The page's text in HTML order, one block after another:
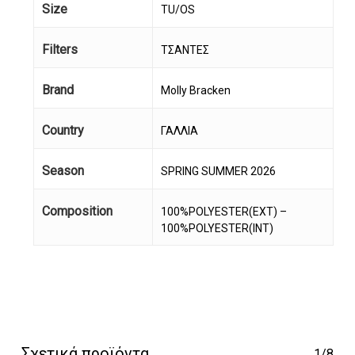
Κανένα προϊόν στο
καλάθι σας.
Go To Shop
Size TU/OS
Filters ΤΣΑΝΤΕΣ
Brand Molly Bracken
Country ΓΑΛΛΙΑ
Season SPRING SUMMER 2026
Composition
100%POLYESTER(EXT) –
100%POLYESTER(INT)